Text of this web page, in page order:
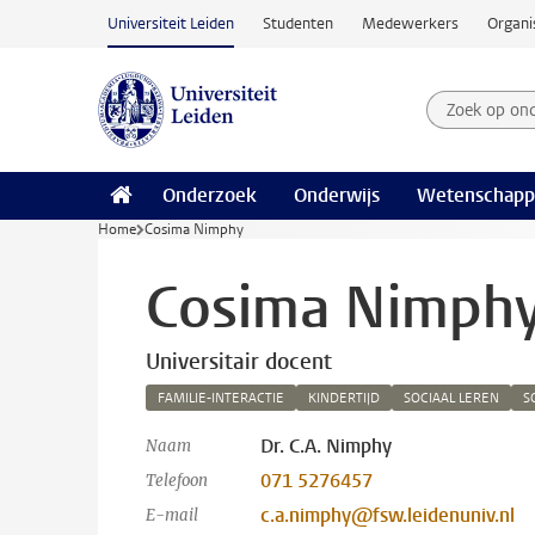
Ga naar hoofdinhoud
Universiteit Leiden Studenten Medewerkers
Zoek op
Zoekterm
Onderzoek Onderwijs
Home Cosima Nimphy
Cosima
Universitair docent
FAMILIE-INTERACTIE KINDERTIJD SOCIAAL LEREN
Naam Dr. C.A. Nimphy
Telefoon 071 5276457
E-mail c.a.nimphy@fsw.leidenuniv.nl